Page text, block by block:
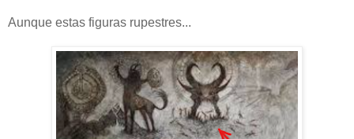
Aunque estas figuras rupestres...